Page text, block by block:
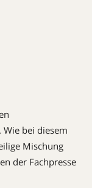
. Wie bei diesem
Mischung
der Fachpresse